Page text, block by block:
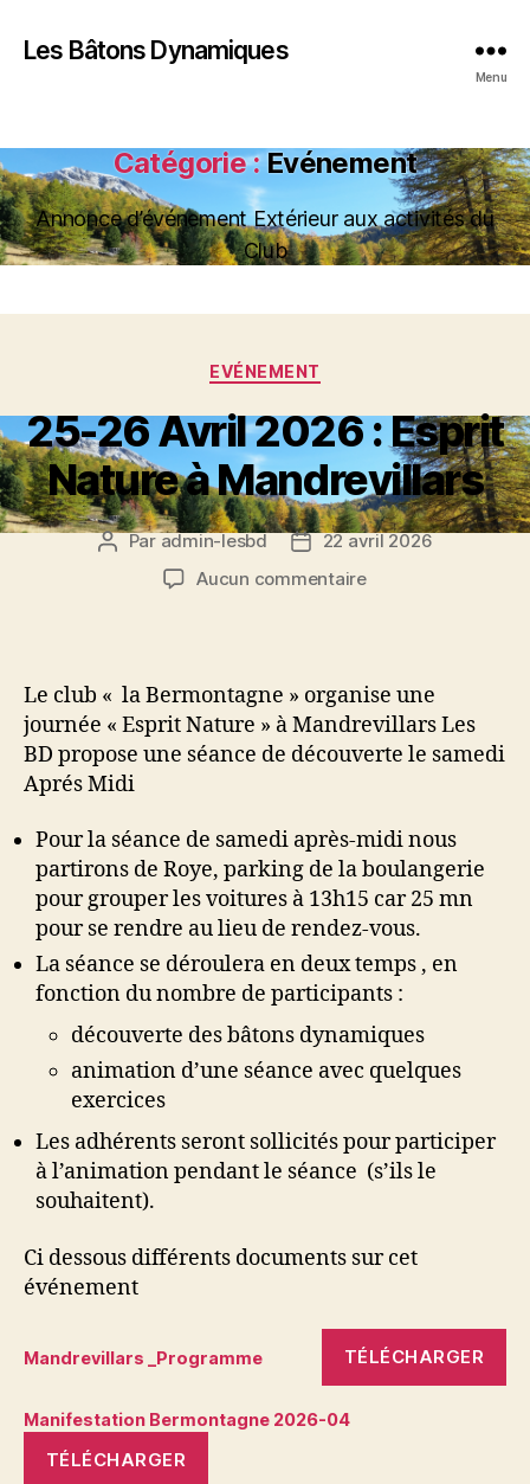
Les Bâtons Dynamiques
Menu
Catégorie :Evénement
Annonce d’événement Extérieur aux activités du
Club
Catégories
EVÉNEMENT
25-26 Avril 2026 : Esprit
Nature à Mandrevillars
Auteur
Paradmin-lesbd
Date22 avril 2026
Aucun commentairesur
2026
:
Esprit
Nature
Le club « la Bermontagne » organise une
journée « Esprit Nature » à Mandrevillars Les
BD propose une séance de découverte le samedi
Aprés Midi
Pour la séance de samedi après-midi nous
partirons de Roye, parking de la boulangerie
pour grouper les voitures à 13h15 car 25 mn
pour se rendre au lieu de rendez-vous.
La séance se déroulera en deux temps , en
fonction du nombre de participants :
découverte des bâtons dynamiques
animation d’une séance avec quelques
exercices
Les adhérents seront sollicités pour participer
à l’animation pendant le séance (s’ils le
souhaitent).
Ci dessous différents documents sur cet
événement
Mandrevillars _Programme TÉLÉCHARGER
Manifestation Bermontagne 2026-04
TÉLÉCHARGER